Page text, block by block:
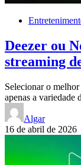
Deezer ou
streaming
Selecionar o
apenas a
Algar
16 de abril de 2026